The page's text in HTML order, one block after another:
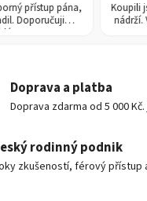
přístup pána,
Doporučuji
Koupili
nádrží.
Doprava a platba
Doprava zdarma od 5 000
rodinný podnik
zkušeností, férový přístup